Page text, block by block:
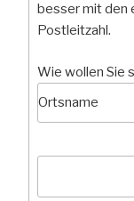
besser mit den
Postleitzahl.
Wie wollen Sie